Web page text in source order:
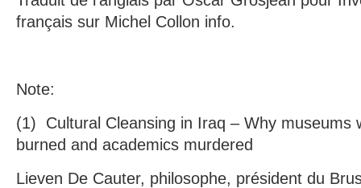
français sur Michel Collon info.
Note:
(1) Cultural Cleansing in Iraq – Why museums
burned and academics murdered
Lieven De Cauter, philosophe, président du